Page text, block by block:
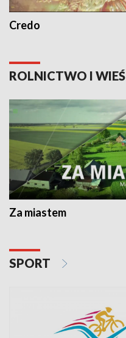
Credo
ROLNICTWO I WIEŚ
Za miastem
SPORT